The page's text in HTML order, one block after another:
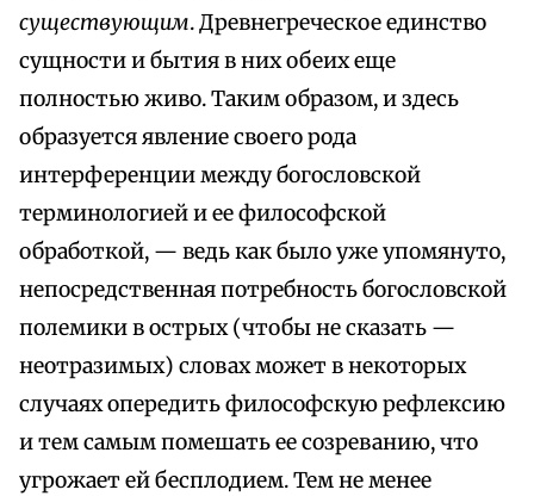
существующим. Древнегреческое единство
сущности и бытия в них обеих еще
полностью живо. Таким образом, и здесь
образуется явление своего рода
интерференции между богословской
терминологией и ее философской
обработкой, — ведь как было уже упомянуто,
непосредственная потребность богословской
полемики в острых (чтобы не сказать —
неотразимых) словах может в некоторых
случаях опередить философскую рефлексию
и тем самым помешать ее созреванию, что
угрожает ей бесплодием. Тем не менее